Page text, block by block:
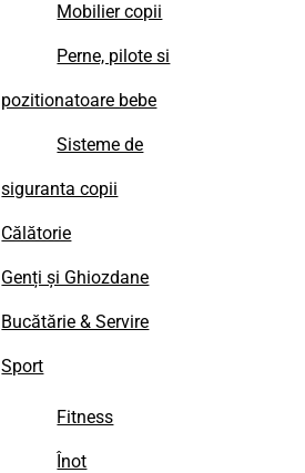
Mobilier copii
Perne, pilote si
pozitionatoare bebe
Sisteme de
siguranta copii
Călătorie
Genți și Ghiozdane
Bucătărie & Servire
Sport
Fitness
Înot